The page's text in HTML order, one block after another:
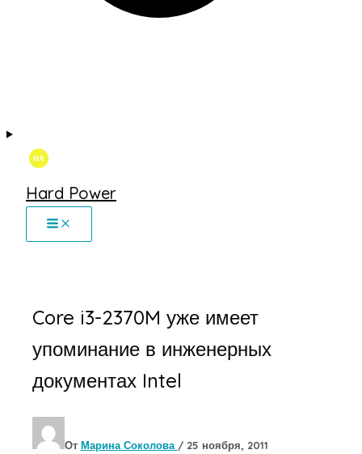
Hard Power
Core i3-2370M уже имеет
упоминание в инженерных
документах Intel
От Марина Соколова / 25 ноября, 2011